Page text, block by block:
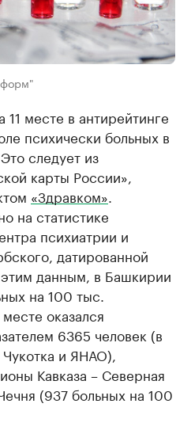
11 месте в антирейтинге
психически больных в
следует из
карты России»,
«Здравком».
на статистике
психиатрии и
датированной
данным, в Башкирии
на 100 тыс.
оказался
6365 человек (в
и ЯНАО),
Кавказа – Северная
(937 больных на 100